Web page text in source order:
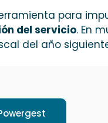
para
del servicio. En
del año